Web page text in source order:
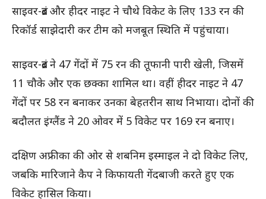
साइवर-ब्रंट और हीदर नाइट ने चौथे विकेट के लिए 133 रन की
रिकॉर्ड साझेदारी कर टीम को मजबूत स्थिति में पहुंचाया।
साइवर-ब्रंट ने 47 गेंदों में 75 रन की तूफानी पारी खेली, जिसमें
11 चौके और एक छक्का शामिल था। वहीं हीदर नाइट ने 47
गेंदों पर 58 रन बनाकर उनका बेहतरीन साथ निभाया। दोनों की
बदौलत इंग्लैंड ने 20 ओवर में 5 विकेट पर 169 रन बनाए।
दक्षिण अफ्रीका की ओर से शबनिम इस्माइल ने दो विकेट लिए,
जबकि मारिजाने कैप ने किफायती गेंदबाजी करते हुए एक
विकेट हासिल किया।